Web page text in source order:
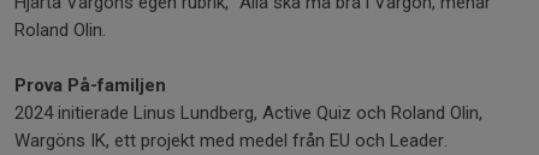
Roland Olin.
Prova På-familjen
2024 initierade Linus Lundberg, Active Quiz och Roland Olin,
Wargöns IK, ett projekt med medel från EU och Leader.